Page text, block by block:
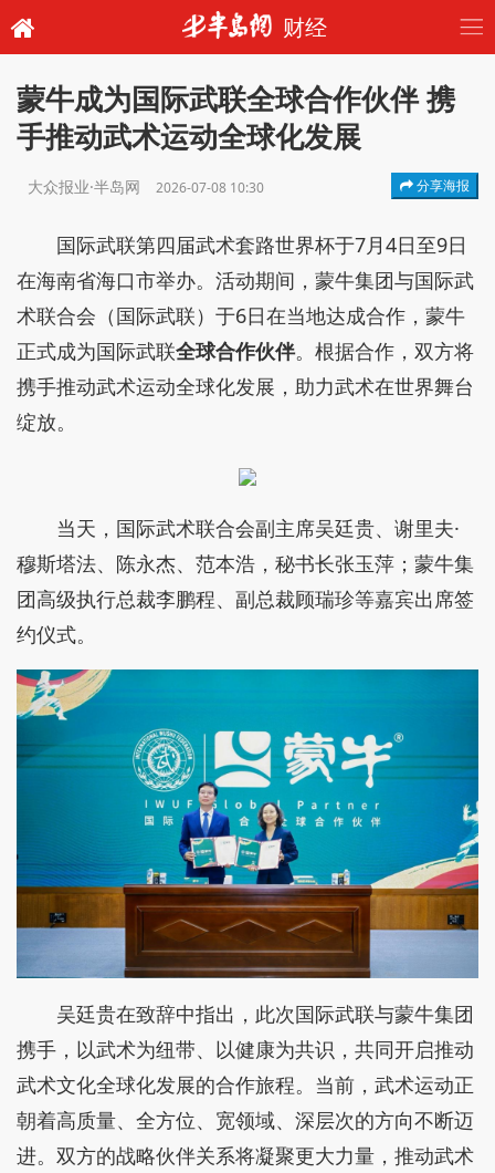
财经
蒙牛成为国际武联全球合作伙伴 携
手推动武术运动全球化发展
大众报业·半岛网 2026-07-08 10:30 分享海报
国际武联第四届武术套路世界杯于7月4日至9日
在海南省海口市举办。活动期间，蒙牛集团与国际武
术联合会（国际武联）于6日在当地达成合作，蒙牛
正式成为国际武联全球合作伙伴。根据合作，双方将
携手推动武术运动全球化发展，助力武术在世界舞台
绽放。
当天，国际武术联合会副主席吴廷贵、谢里夫·
穆斯塔法、陈永杰、范本浩，秘书长张玉萍；蒙牛集
团高级执行总裁李鹏程、副总裁顾瑞珍等嘉宾出席签
约仪式。
吴廷贵在致辞中指出，此次国际武联与蒙牛集团
携手，以武术为纽带、以健康为共识，共同开启推动
武术文化全球化发展的合作旅程。当前，武术运动正
朝着高质量、全方位、宽领域、深层次的方向不断迈
进。双方的战略伙伴关系将凝聚更大力量，推动武术